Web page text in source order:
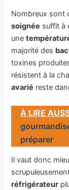
Nombreux sont
soignée suffit à
une
majorité des
toxines
résistent à la
avarié reste
À LIRE
préparer
Il vaut donc
réfrigérateur